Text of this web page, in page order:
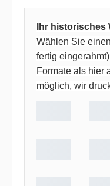
Ihr
Wählen Sie
fertig eingerahmt)
Formate als hier
möglich, wir